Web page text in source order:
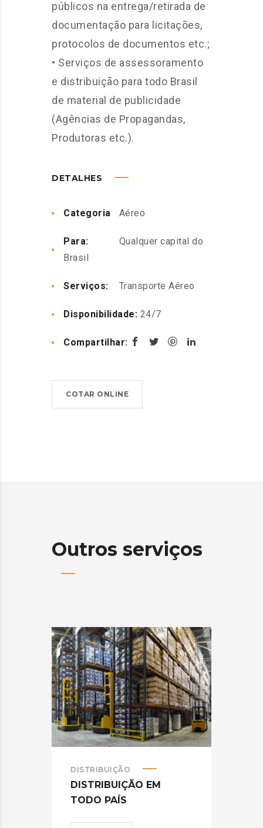
públicos na entrega/retirada de
documentação para licitações,
protocolos de documentos etc.;
• Serviços de assessoramento
e distribuição para todo Brasil
de material de publicidade
(Agências de Propagandas,
Produtoras etc.).
DETALHES
Categoria Aéreo
Para:
Qualquer capital do
Brasil
Serviços: Transporte Aéreo
Disponibilidade: 24/7
Compartilhar:
COTAR ONLINE
Outros serviços
DISTRIBUIÇÃO
DISTRIBUIÇÃO EM
TODO PAÍS